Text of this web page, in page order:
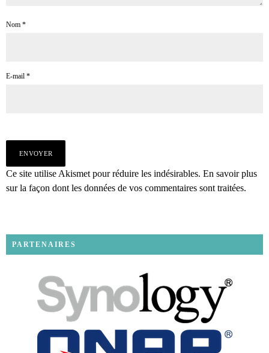
Nom *
E-mail *
Ce site utilise Akismet pour réduire les indésirables. En savoir plus
sur la façon dont les données de vos commentaires sont traitées.
PARTENAIRES